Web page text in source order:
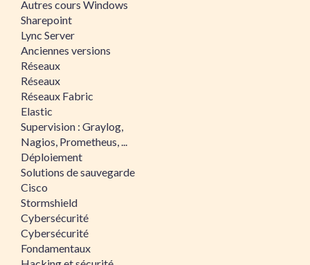
Autres cours Windows
Sharepoint
Lync Server
Anciennes versions
Réseaux
Réseaux
Réseaux Fabric
Elastic
Supervision : Graylog,
Nagios, Prometheus, ...
Déploiement
Solutions de sauvegarde
Cisco
Stormshield
Cybersécurité
Cybersécurité
Fondamentaux